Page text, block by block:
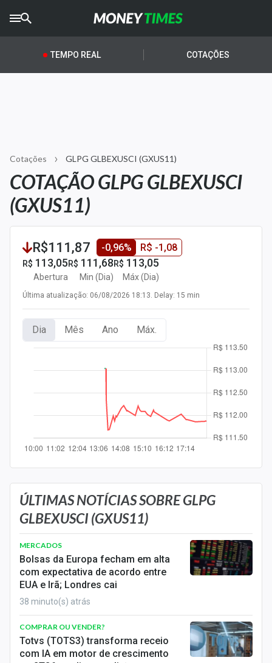
CRYPTOTIMES
AGROTIMES
Newsletters
Money Trader
Últimas Notícias
Newsletters
Cotações
Comprar ou vender?
Central de Fundos Imobiliários
Central dos IPOs
Renda Fixa
Finanças Pessoais
Mercados
Economia
Empresas
Brasil
Política
Colunas
TEMPO REAL COTAÇÕES
Cotações GLPG GLBEXUSCI (GXUS11)
COTAÇÃO GLPG GLBEXUSCI
(GXUS11)
R$111,87 -0,96% R$ -1,08
R$ 113,05
Abertura
R$ 111,68
Min (Dia)
R$ 113,05
Máx (Dia)
Última atualização: 06/08/2026 18:13. Delay: 15 min
Dia Mês Ano Máx.
ÚLTIMAS NOTÍCIAS SOBRE GLPG
GLBEXUSCI (GXUS11)
MERCADOS
Bolsas da Europa fecham em alta
com expectativa de acordo entre
EUA e Irã; Londres cai
38 minuto(s) atrás
COMPRAR OU VENDER?
Totvs (TOTS3) transforma receio
com IA em motor de crescimento